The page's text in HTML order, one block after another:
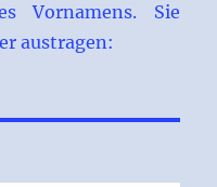
Vornamens. Sie
austragen: